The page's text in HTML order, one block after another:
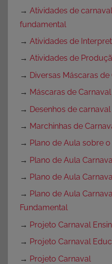
→ Atividades de
fundamental
→ Atividades de
→ Atividades de
→ Diversas Máscaras de
→ Máscaras de Carnaval
→ Desenhos de
→ Marchinhas de
→ Plano de Aula sobre
→ Plano de Aula
→ Plano de Aula
→ Plano de Aula
Fundamental
→ Projeto Carnaval
→ Projeto Carnaval
→ Projeto Carnaval